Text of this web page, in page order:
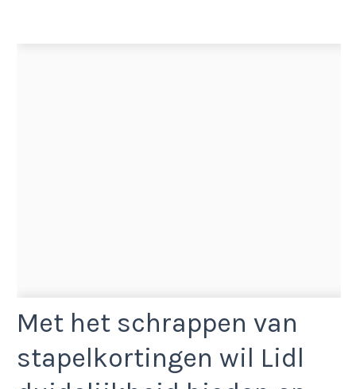
Met het schrappen van
stapelkortingen wil Lidl